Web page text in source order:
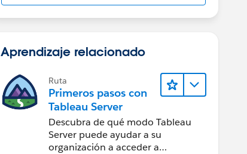
Aprendizaje relacionado
Ruta
Primeros pasos con
Tableau Server
Descubra de qué modo Tableau
Server puede ayudar a su
organización a acceder a